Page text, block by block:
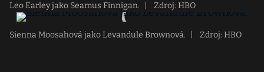
Leo Earley jako Seamus Finnigan. Zdroj: HBO
Sienna Moosahová jako Levandule Brownová. Zdroj: HBO